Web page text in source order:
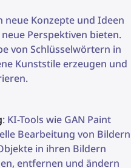
neue Konzepte und Ideen
Perspektiven bieten.
von Schlüsselwörtern in
Kunststile erzeugen und
: KI-Tools wie GAN Paint
Bearbeitung von Bildern
in ihren Bildern
entfernen und ändern